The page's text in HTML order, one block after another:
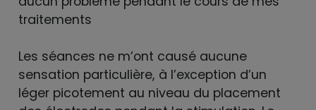
traitements
Les séances ne m’ont causé aucune
sensation particulière, à l’exception d’un
léger picotement au niveau du placement